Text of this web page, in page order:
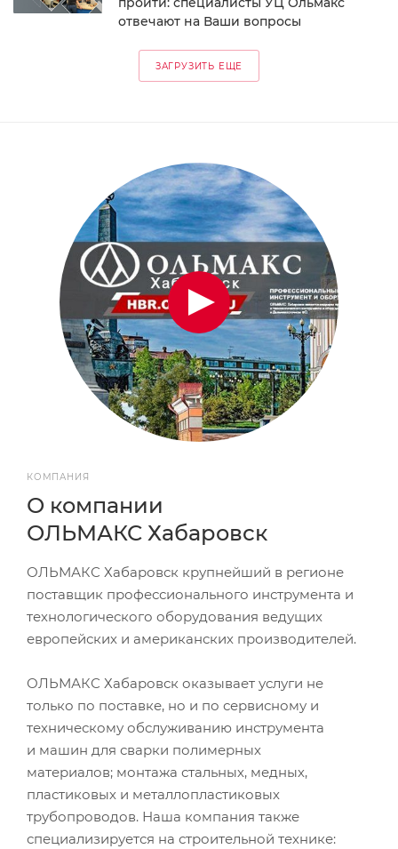
отвечают на Ваши вопросы
ЗАГРУЗИТЬ ЕЩЕ
КОМПАНИЯ
О компании
ОЛЬМАКС Хабаровск
ОЛЬМАКС Хабаровск крупнейший в регионе
поставщик профессионального инструмента и
технологического оборудования ведущих
европейских и американских производителей.
ОЛЬМАКС Хабаровск оказывает услуги не
только по поставке, но и по сервисному и
техническому обслуживанию инструмента
и машин для сварки полимерных
материалов; монтажа стальных, медных,
пластиковых и металлопластиковых
трубопроводов. Наша компания также
специализируется на строительной технике: